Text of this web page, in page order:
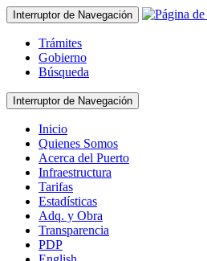
Interruptor de Navegación
Trámites
Gobierno
Búsqueda
Interruptor de Navegación
Inicio
Quienes Somos
Acerca del Puerto
Infraestructura
Tarifas
Estadísticas
Adq. y Obra
Transparencia
PDP